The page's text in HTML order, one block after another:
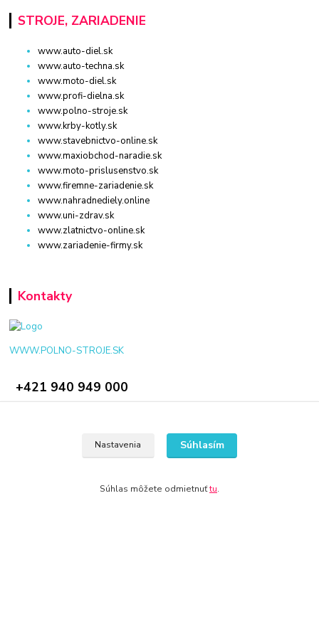
STROJE, ZARIADENIE
www.auto-diel.sk
www.auto-techna.sk
www.moto-diel.sk
www.profi-dielna.sk
www.polno-stroje.sk
www.krby-kotly.sk
www.stavebnictvo-online.sk
www.maxiobchod-naradie.sk
www.moto-prislusenstvo.sk
www.firemne-zariadenie.sk
www.nahradnediely.online
www.uni-zdrav.sk
www.zlatnictvo-online.sk
www.zariadenie-firmy.sk
Kontakty
WWW.POLNO-STROJE.SK
+421 940 949 000
Nastavenia Súhlasím
Súhlas môžete odmietnuťtu.